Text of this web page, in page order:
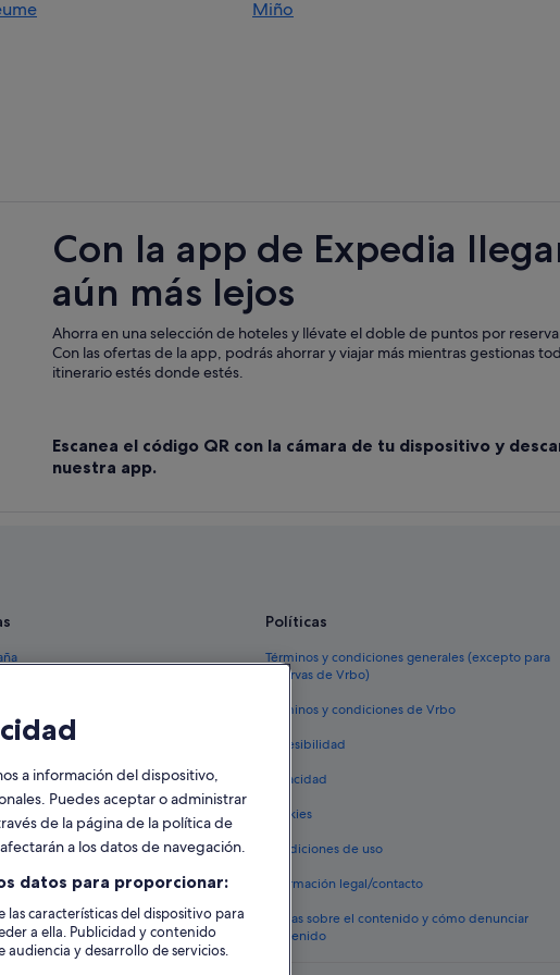
Campings de caravanas en Cabanas
Casas de campo en Cabanas
Cabañas en Pontedeume
Hoteles de 5 estrellas en Pontedeume
Apartoteles en Pontedeume
Albergues en Pontedeume
Miño
Con la app de Expedia
aún más lejos
Ahorra en una selección de hoteles y llévate el doble de puntos por
Con las ofertas de la app, podrás ahorrar y viajar más mientras gestionas
itinerario estés donde estés.
Escanea el código QR con la cámara de tu dispositivo y
nuestra app.
España
en España
en España
Políticas
Términos y condiciones generales (excepto para
reservas de Vrbo)
Términos y condiciones de Vrbo
Accesibilidad
Privacidad
Cookies
Condiciones de uso
Información legal/contacto
Pautas sobre el contenido y cómo denunciar
contenido
a información del dispositivo,
Puedes aceptar o administrar
de la página de la política de
a los datos de navegación.
datos para proporcionar:
características del dispositivo para
a ella. Publicidad y contenido
y desarrollo de servicios.